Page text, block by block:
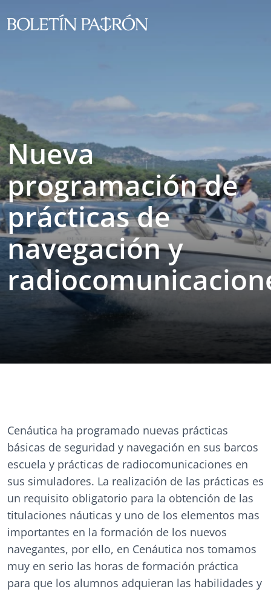
Nueva
programación de
prácticas de
navegación y
Cenáutica ha programado nuevas prácticas
básicas de seguridad y navegación en sus barcos
escuela y prácticas de radiocomunicaciones en
sus simuladores. La realización de las prácticas es
un requisito obligatorio para la obtención de las
titulaciones náuticas y uno de los elementos mas
importantes en la formación de los nuevos
navegantes, por ello, en Cenáutica nos tomamos
muy en serio las horas de formación práctica
para que los alumnos adquieran las habilidades y